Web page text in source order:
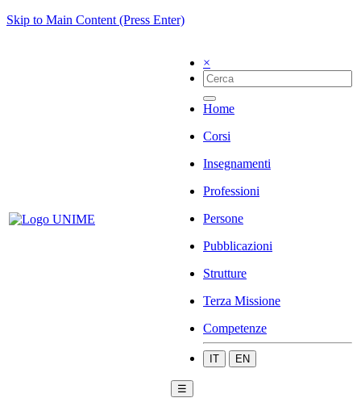
Skip to Main Content (Press Enter)
×
Home
Corsi
Insegnamenti
Professioni
Persone
Pubblicazioni
Strutture
Terza Missione
Competenze
IT EN
☰